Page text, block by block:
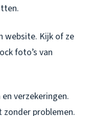
website. Kijk of ze
foto’s van
verzekeringen.
problemen.